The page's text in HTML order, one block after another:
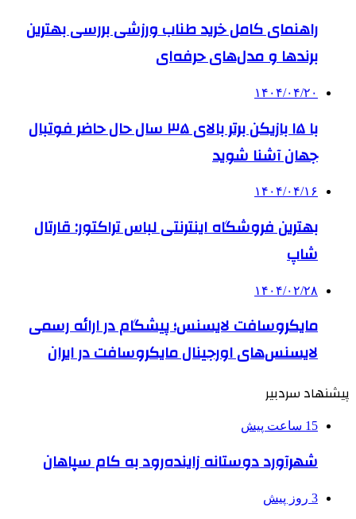
راهنمای کامل خرید طناب ورزشی بررسی بهترین
برندها و مدل‌های حرفه‌ای
۱۴۰۴/۰۴/۲۰
با ۱۵ بازیکن برتر بالای ۳۵ سال حال حاضر فوتبال
جهان آشنا شوید
۱۴۰۴/۰۴/۱۶
بهترین فروشگاه اینترنتی لباس تراکتور: قارتال
شاپ
۱۴۰۴/۰۲/۲۸
مایکروسافت لایسنس؛ پیشگام در ارائه رسمی
لایسنس‌های اورجینال مایکروسافت در ایران
پیشنهاد سردبیر
15 ساعت پیش
شهرآورد دوستانه زاینده‌رود به کام سپاهان
3 روز پیش